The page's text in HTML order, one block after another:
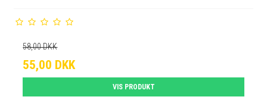
58,00 DKK
55,00 DKK
VIS PRODUKT